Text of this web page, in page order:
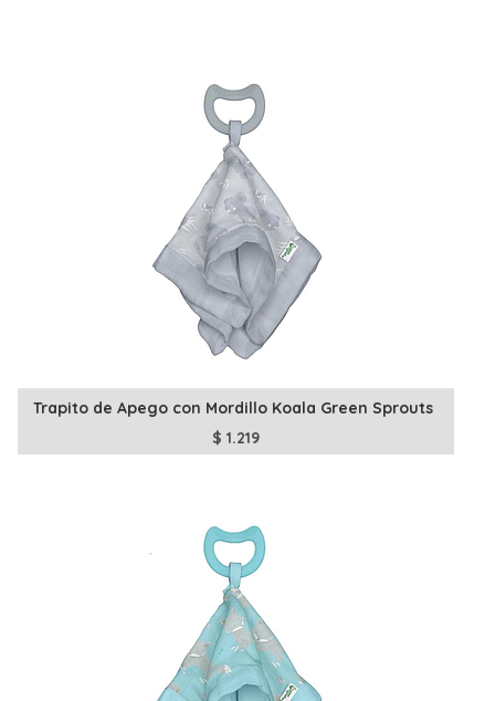
Trapito de Apego con Mordillo Koala Green Sprouts
$1.219